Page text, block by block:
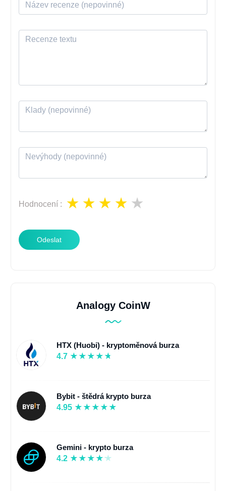
Hodnocení :
Odeslat
Analogy CoinW
HTX (Huobi) - kryptoměnová burza
4.7
Bybit - štědrá krypto burza
4.95
Gemini - krypto burza
4.2